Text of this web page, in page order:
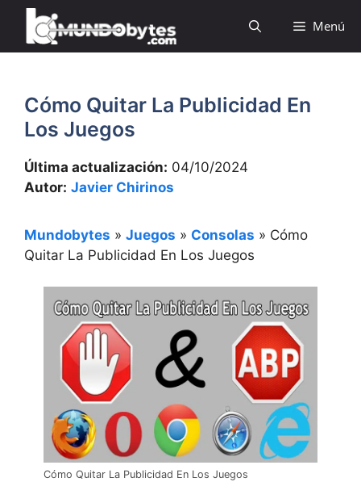
Saltar
contenido
Menú
Cómo Quitar La Publicidad En
Los Juegos
Última actualización: 04/10/2024
Autor: Javier Chirinos
Mundobytes » Juegos » Consolas » Cómo
Quitar La Publicidad En Los Juegos
Cómo Quitar La Publicidad En Los Juegos